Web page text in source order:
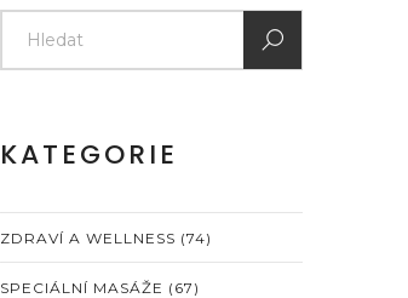
KATEGORIE
ZDRAVÍ A WELLNESS (74)
SPECIÁLNÍ MASÁŽE (67)